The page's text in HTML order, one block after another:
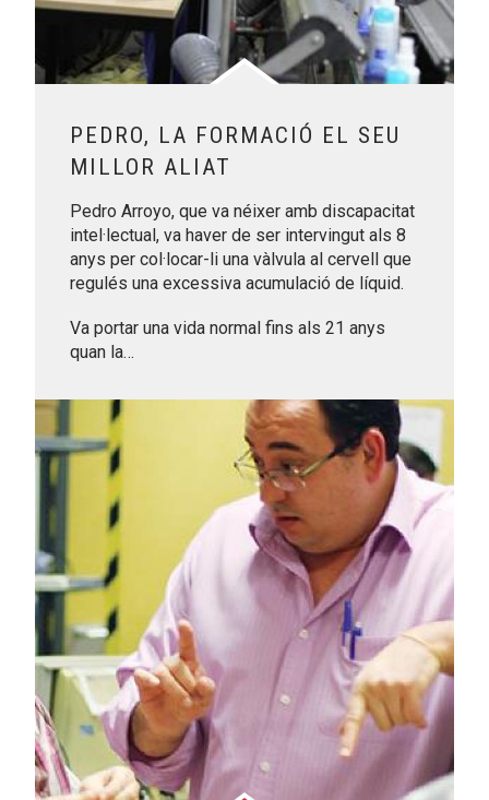
PEDRO, LA FORMACIÓ EL SEU
MILLOR ALIAT
Pedro Arroyo, que va néixer amb discapacitat
intel·lectual, va haver de ser intervingut als 8
anys per col·locar-li una vàlvula al cervell que
regulés una excessiva acumulació de líquid.
Va portar una vida normal fins als 21 anys
quan la…
Leer más sobre En José Luis, escoltar des del cor